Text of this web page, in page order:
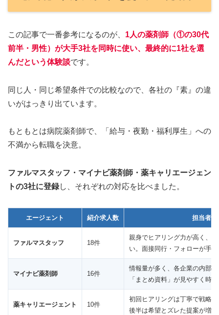
この記事で一番参考になるのが、 1人の薬剤師（①の30代
前半・男性）が大手3社を同時に使い、最終的に1社を選
んだという体験談です。
同じ人・同じ希望条件での比較なので、各社の『素』の違
いがはっきり出ています。
もともとは病院薬剤師で、「給与・夜勤・福利厚生」への
不満から転職を決意。
ファルマスタッフ・マイナビ薬剤師・薬キャリエージェン
トの3社に登録し、それぞれの対応を比べました。
エージェント 紹介求人数 担当者の
ファルマスタッフ 18件
親身でヒアリング力が高く、
い。面接同行・フォローが手
マイナビ薬剤師 16件
情報量が多く、各企業の内部
「まとめ資料」が見やすく時
薬キャリエージェント 10件
初回ヒアリングは丁寧で戦略
後半は希望とズレた提案が増